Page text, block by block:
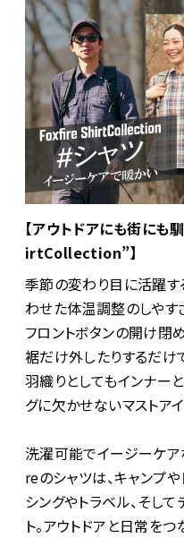
【アウトドアにも街にも
irtCollection”】
季節の変わり目に活躍す
わせた体温調整のしやす
フロントボタンの開け閉
裾だけ外したりするだけ
羽織りとしてもインナー
グに欠かせないマストアイ
洗濯可能でイージーケ
reのシャツは、キャンプや
シングやトラベル、そし
ト。アウトドアと日常を